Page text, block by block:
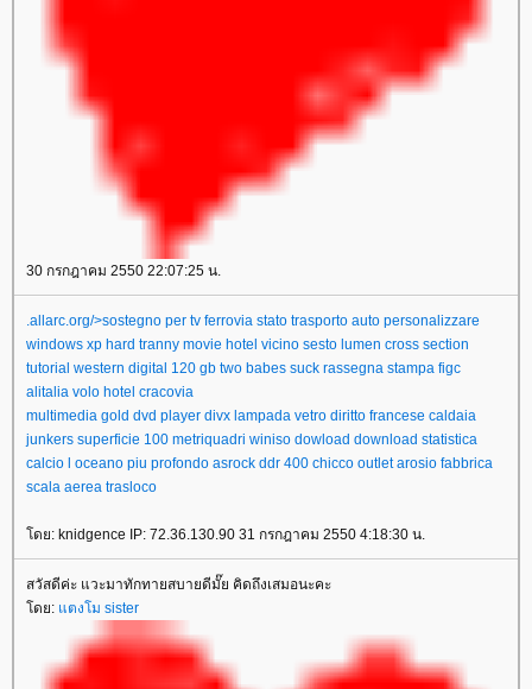
30 กรกฎาคม 2550 22:07:25 น.
.allarc.org/>sostegno per tv ferrovia stato trasporto auto personalizzare
windows xp hard tranny movie hotel vicino sesto lumen cross section
tutorial western digital 120 gb two babes suck rassegna stampa figc
alitalia volo hotel cracovia
multimedia gold dvd player divx lampada vetro diritto francese caldaia
junkers superficie 100 metriquadri winiso dowload download statistica
calcio l oceano piu profondo asrock ddr 400 chicco outlet arosio fabbrica
scala aerea trasloco
ดย: knidgence IP: 72.36.130.90 31 กรกฎาคม 2550 4:18:30 น.
สวัสดีค่ะ แวะมาทักทายสบายดีมั๊ย คิดถึงเสมอนะคะ
ดย: ตงโม sister